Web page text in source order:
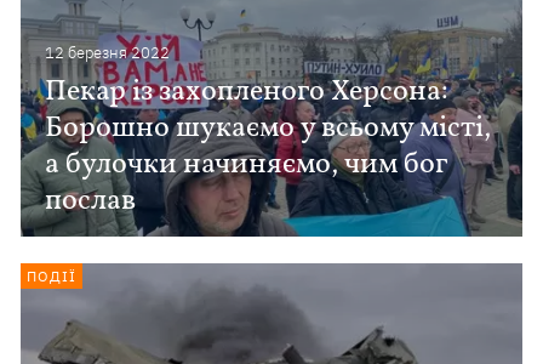
12 березня 2022
Пекар із захопленого Херсона:
Борошно шукаємо у всьому місті,
а булочки начиняємо, чим бог
послав
ПОДІЇ